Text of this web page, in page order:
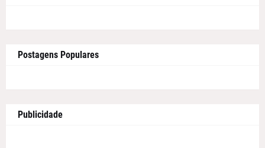
Postagens Populares
Publicidade